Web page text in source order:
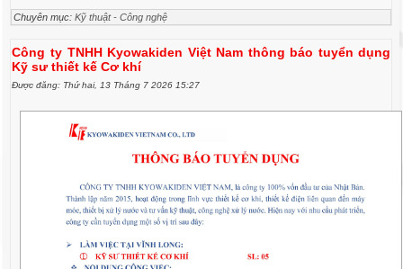
Chuyên mục:Kỹ thuật - Công nghệ
Công ty TNHH Kyowakiden Việt Nam thông báo tuyển dụng
Kỹ sư thiết kế Cơ khí
Được đăng: Thứ hai, 13 Tháng 7 2026 15:27